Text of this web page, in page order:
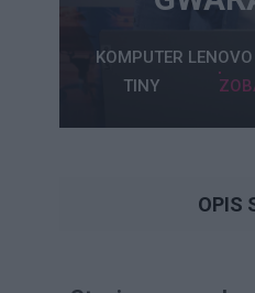
KOMPUTER
TINY
OPIS